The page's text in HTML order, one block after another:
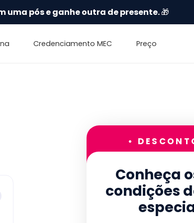
uma pós e ganhe outra de presente.🎁
Credenciamento MEC Preço
•
Conheça
condições